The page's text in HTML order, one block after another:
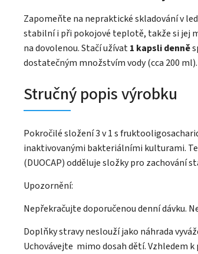
Zapomeňte na nepraktické skladování v
stabilní i při pokojové teplotě, takže si jej
na dovolenou. Stačí užívat1 kapsli denně
dostatečným množstvím vody (cca 200 ml).
Stručný popis výrobku
Pokročilé složení 3 v 1 s
inaktivovanými bakteriálními kulturami.
(DUOCAP) odděluje složky pro zachování
Upozornění:
Nepřekračujte doporučenou denní dávku.
Doplňky stravy neslouží jako náhrada
Uchovávejte mimo dosah dětí. Vzhledem